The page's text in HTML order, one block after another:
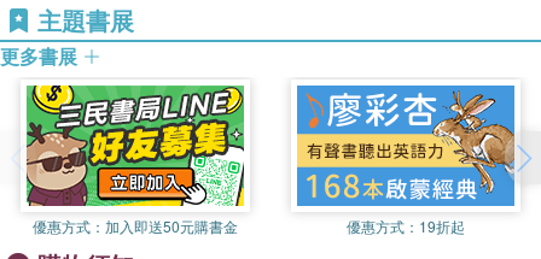
democracy and capitalism combinations in former socialist
countries in Eastern Europe and the new "capitalist" China. The
book examines various topics, including party system change, a
political dilemma of the established party, and corporate
governance reforms, to posit an original an innovative theory of
international political economy Variety of Capitalism, Types of
Democracy and Globalization will be of interest to students and
scholars of comparative politics, political economy and
globalization."--
主題書展
更多書展
優惠方式： 加入即送50元購書金 優惠方式： 19折起